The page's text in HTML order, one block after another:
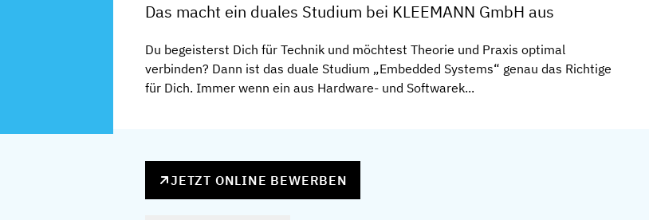
Das macht ein duales Studium bei KLEEMANN GmbH aus
Du begeisterst Dich für Technik und möchtest Theorie und Praxis optimal
verbinden? Dann ist das duale Studium „Embedded Systems“ genau das Richtige
für Dich. Immer wenn ein aus Hardware- und Softwarek...
JETZT ONLINE BEWERBEN